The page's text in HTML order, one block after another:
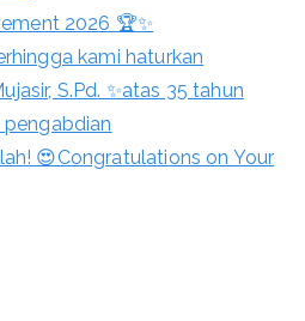
2026 🏆✨
kami haturkan
S.Pd. ✨atas 35 tahun
pengabdian
😍Congratulations on Your